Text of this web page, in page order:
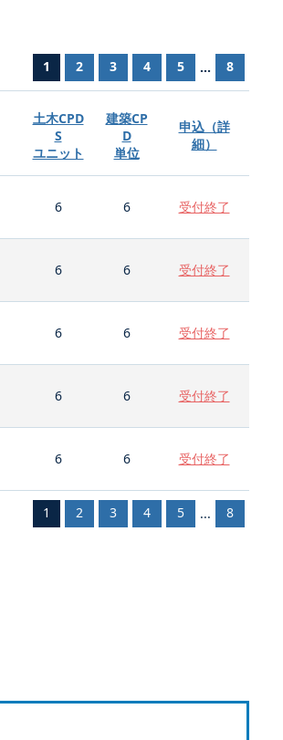
1 2 3 4 5 ... 8
土木CPD
S
ユニット
建築CP
D
単位
申込（詳
細）
6 6 受付終了
6 6 受付終了
6 6 受付終了
6 6 受付終了
6 6 受付終了
1 2 3 4 5 ... 8